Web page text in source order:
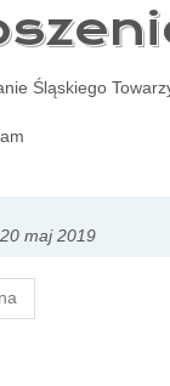
Śląskiego
maj 2019